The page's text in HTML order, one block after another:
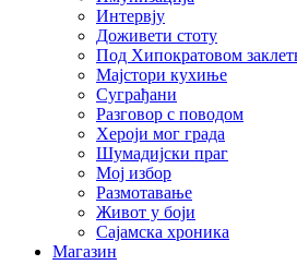
Интервју
Доживети стоту
Под Хипократовом
Мајстори кухиње
Суграђани
Разговор с поводом
Хероји мог града
Шумадијски праг
Мој избор
Размотавање
Живот у боји
Сајамска хроника
Магазин